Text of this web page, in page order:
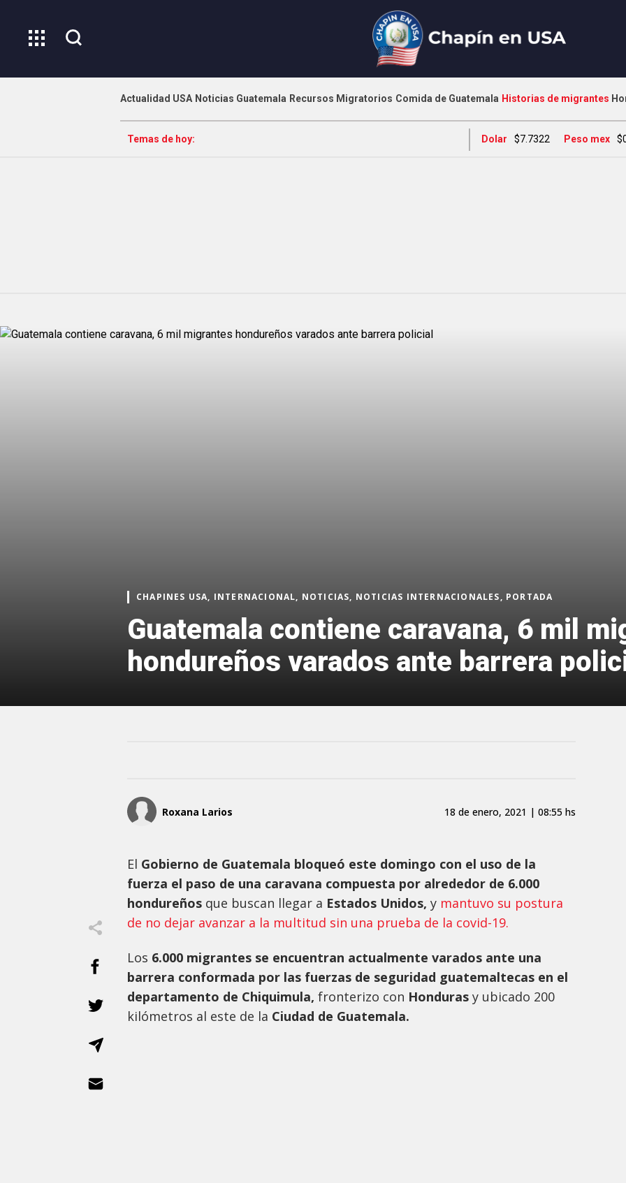
Actualidad USA Noticias Guatemala Recursos Migratorios Comida de Guatemala Historias de migrantes
Temas de hoy: Dolar $7.7322 Peso mex
CHAPINES USA, INTERNACIONAL, NOTICIAS, NOTICIAS INTERNACIONALES, PORTADA
Guatemala contiene caravana, 6 mil
hondureños varados ante barrera
Roxana Larios 18 de enero, 2021 | 08:55 hs
El Gobierno de Guatemala bloqueó este domingo con el uso de la
fuerza el paso de una caravana compuesta por alrededor de 6.000
hondureños que buscan llegar a Estados Unidos, y mantuvo su postura
de no dejar avanzar a la multitud sin una prueba de la covid-19.
Los 6.000 migrantes se encuentran actualmente varados ante una
barrera conformada por las fuerzas de seguridad guatemaltecas en el
departamento de Chiquimula, fronterizo con Honduras y ubicado 200
kilómetros al este de la Ciudad de Guatemala.